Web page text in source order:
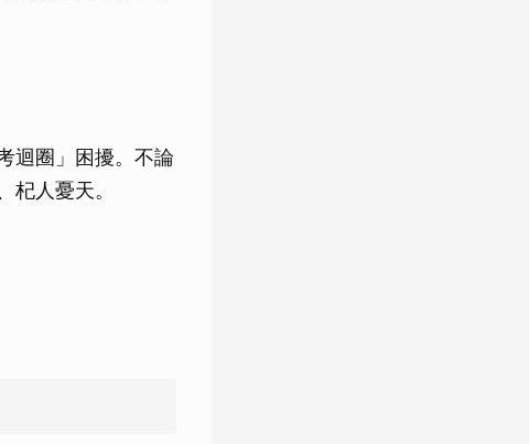
迴圈」困擾。不論
人憂天。